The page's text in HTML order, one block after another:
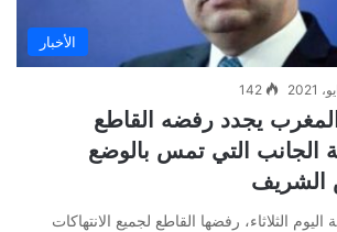
الأخبار
142
يجدد رفضه القاطع
الجانب التي تمس بالوضع
الشريف
الثلاثاء، رفضها القاطع لجميع الانتهاكات